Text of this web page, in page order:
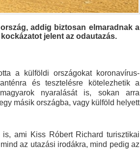
addig biztosan elmaradnak a
jelent az odautazás.
a külföldi országokat koronavírus-
és tesztelésre kötelezhetik a
nyaralását is, sokan arra
másik országba, vagy külföld helyett
ami Kiss Róbert Richard turisztikai
az utazási irodákra, mind pedig az